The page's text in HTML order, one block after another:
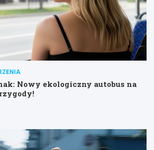
Nowy ekologiczny autobus na